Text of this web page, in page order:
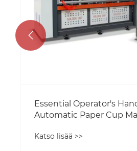
Essential Operator's
Automatic Paper Cup
Katso lisää >>
